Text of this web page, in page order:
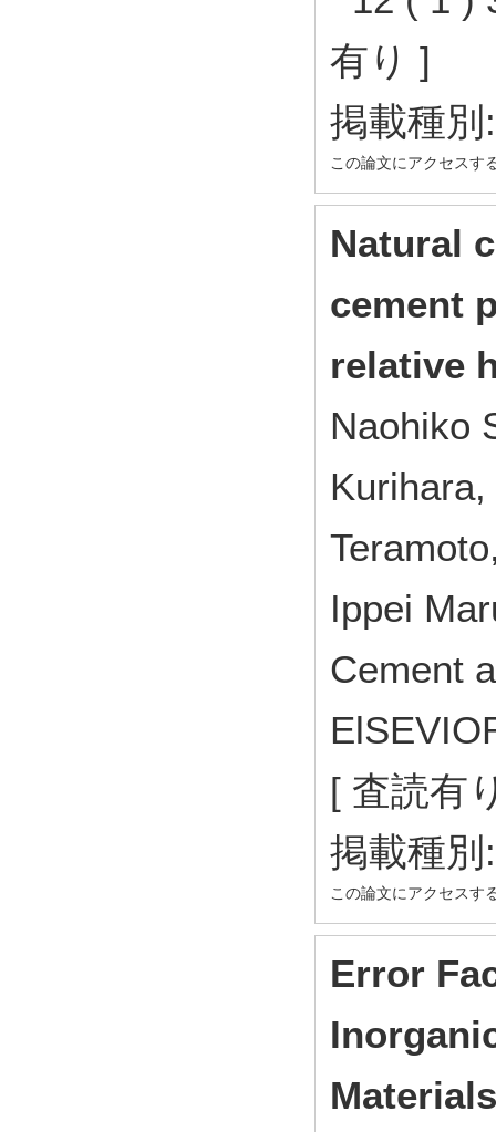
有り ]
掲載種
この論文にアクセスす
Natural
cement
relative
Naohiko
Ippei
Cement
[ 査読有
掲載種
この論文にアクセスす
Error
Materials